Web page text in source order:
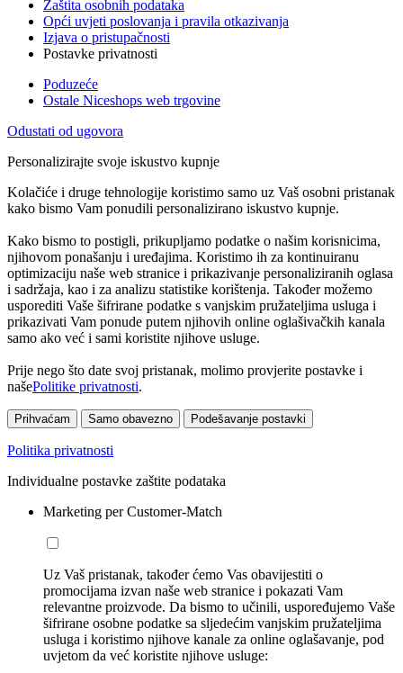
Zaštita osobnih podataka
Opći uvjeti poslovanja i pravila otkazivanja
Izjava o pristupačnosti
Postavke privatnosti
Poduzeće
Ostale Niceshops web trgovine
Odustati od ugovora
Personalizirajte svoje iskustvo kupnje
Kolačiće i druge tehnologije koristimo samo uz Vaš osobni pristanak
kako bismo Vam ponudili personalizirano iskustvo kupnje.
Kako bismo to postigli, prikupljamo podatke o našim korisnicima,
njihovom ponašanju i uređajima. Koristimo ih za kontinuiranu
optimizaciju naše web stranice i prikazivanje personaliziranih oglasa
i sadržaja, kao i za analizu statistike korištenja. Također možemo
usporediti Vaše šifrirane podatke s vanjskim pružateljima usluga i
prikazivati Vam ponude putem njihovih online oglašivačkih kanala
samo ako već i sami koristite njihove usluge.
Prije nego što date svoj pristanak, molimo provjerite postavke i
našePolitike privatnosti.
Prihvaćam Samo obavezno Podešavanje postavki
Politika privatnosti
Individualne postavke zaštite podataka
Marketing per Customer-Match
Uz Vaš pristanak, također ćemo Vas obavijestiti o
promocijama izvan naše web stranice i pokazati Vam
relevantne proizvode. Da bismo to učinili, uspoređujemo Vaše
šifrirane osobne podatke sa sljedećim vanjskim pružateljima
usluga i koristimo njihove kanale za online oglašavanje, pod
uvjetom da već koristite njihove usluge: